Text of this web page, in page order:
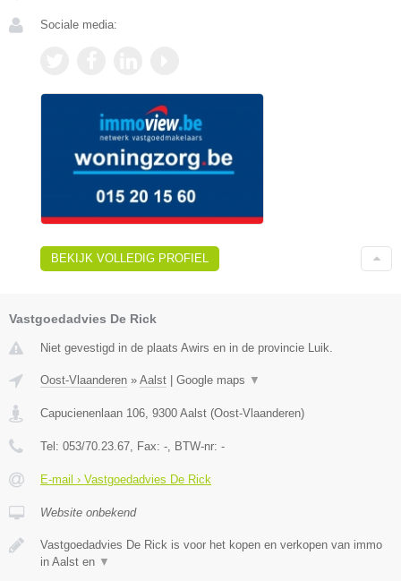
Sociale media:
BEKIJK VOLLEDIG PROFIEL
Vastgoedadvies De Rick
Niet gevestigd in de plaats Awirs en in de provincie Luik.
Oost-Vlaanderen » Aalst Google maps ▼
Capucienenlaan 106 9300 Aalst (Oost-Vlaanderen)
Tel: 053/70.23.67 , Fax: - , BTW-nr: -
E-mail › Vastgoedadvies De Rick
Website onbekend
Vastgoedadvies De Rick is voor het kopen en verkopen van immo
in Aalst en ▼